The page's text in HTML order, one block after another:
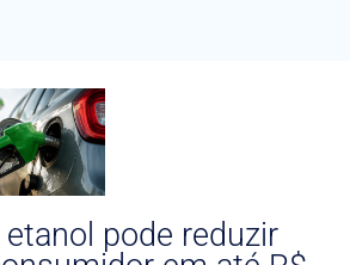
pode reduzir